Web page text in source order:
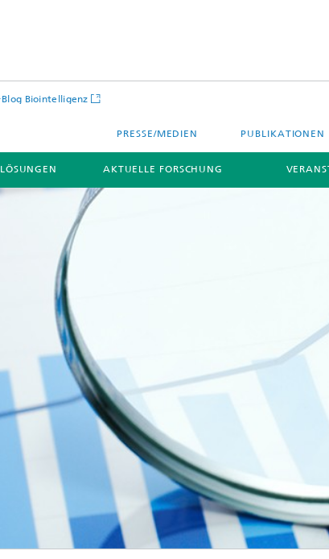
Blog Biointelligenz
PRESSE/MEDIEN PUBLIKATIONEN
LÖSUNGEN AKTUELLE FORSCHUNG